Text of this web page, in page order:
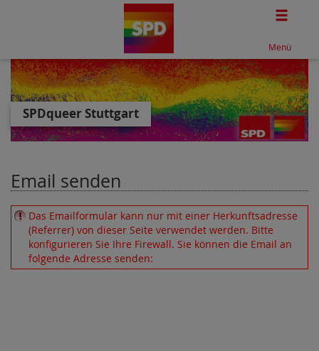
Menü
SPDqueer Stuttgart
Email senden
Das Emailformular kann nur mit einer Herkunftsadresse
(Referrer) von dieser Seite verwendet werden. Bitte
konfigurieren Sie Ihre Firewall. Sie können die Email an
folgende Adresse senden: